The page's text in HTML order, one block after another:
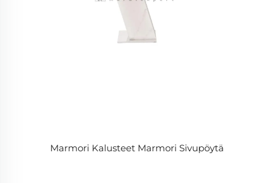
Marmori Kalusteet Marmori Sivupöytä